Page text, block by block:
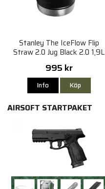
Stanley The IceFlow Flip
Straw 2.0 Jug Black 2.0 1,9L
995 kr
Info Köp
AIRSOFT STARTPAKET